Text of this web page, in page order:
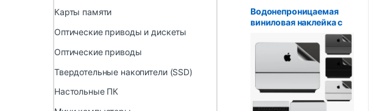
Водонепроницаемая
виниловая наклейка с
защитой от царапин
для Magic Keyboard
2020 2021 Ipad Pro 11
12,9 10,9 дюймов,
наклейка без остатков,
пленка
Карты памяти
Оптические приводы и дискеты
Оптические приводы
Твердотельные накопители (SSD)
Настольные ПК